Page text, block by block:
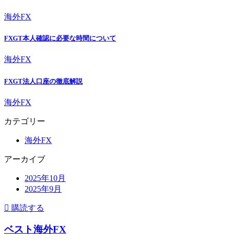
海外FX
FXGT本人確認に必要な時間について
海外FX
FXGT法人口座の徹底解説
海外FX
カテゴリー
海外FX
アーカイブ
2025年10月
2025年9月
購読する
ベスト海外FX